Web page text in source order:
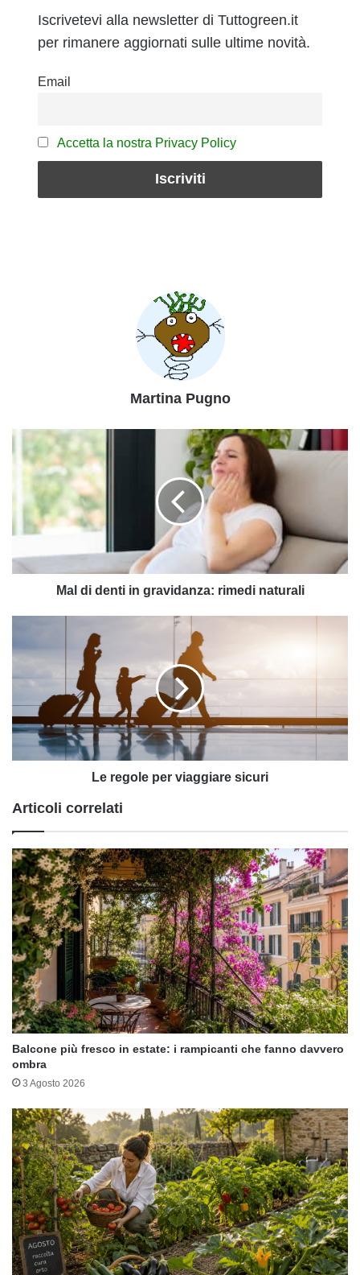
Iscrivetevi alla newsletter di Tuttogreen.it
per rimanere aggiornati sulle ultime novità.
Email
Accetta la nostra Privacy Policy
Martina Pugno
Mal
di
denti
gravidanza:
rimedi
naturali
Mal di denti in gravidanza: rimedi naturali
per
viaggiare
Le regole per viaggiare sicuri
Articoli correlati
Balcone più fresco in estate: i rampicanti che fanno davvero
ombra
3 Agosto 2026